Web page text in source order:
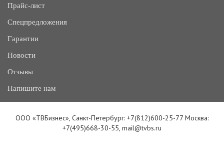
Прайс-лист
Спецпредложения
Гарантии
Новости
Отзывы
Напишите нам
ООО «ТВБизнес», Санкт-Петербург: +7(812)600-25-77 Москва:
+7(495)668-30-55, mail@tvbs.ru